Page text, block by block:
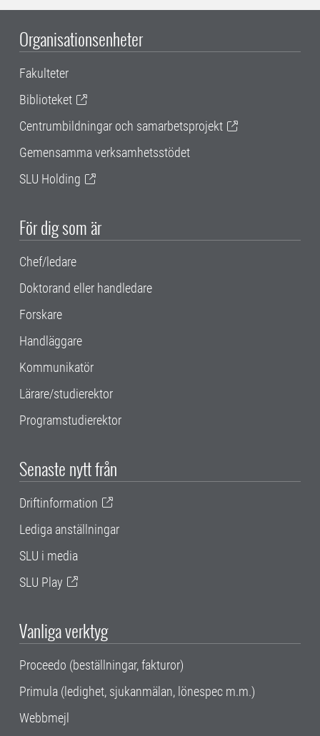
Organisationsenheter
Fakulteter
Biblioteket
Centrumbildningar och samarbetsprojekt
Gemensamma verksamhetsstödet
SLU Holding
För dig som är
Chef/ledare
Doktorand eller handledare
Forskare
Handläggare
Kommunikatör
Lärare/studierektor
Programstudierektor
Senaste nytt från
Driftinformation
Lediga anställningar
SLU i media
SLU Play
Vanliga verktyg
Proceedo (beställningar, fakturor)
Primula (ledighet, sjukanmälan, lönespec m.m.)
Webbmejl